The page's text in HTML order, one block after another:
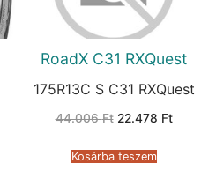
RoadX C31 RXQuest
175R13C S C31 RXQuest
44.006Ft Original
44.006 Ft.
22.478 FtCurrent
Kosárba teszem